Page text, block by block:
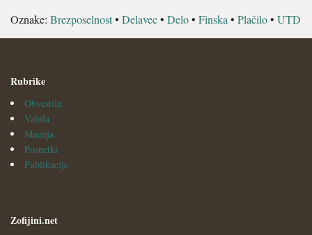
Oznake: Brezposelnost• Delavec• Delo• Finska • Plačilo• UTD
Rubrike
Obvestila
Vabila
Mnenja
Posnetki
Publikacije
Zofijini.net